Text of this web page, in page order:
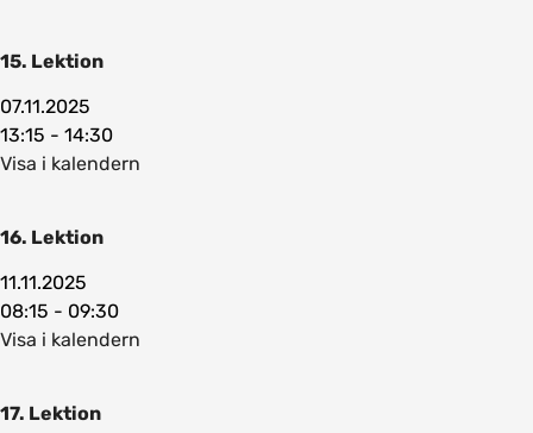
15. Lektion
07.11.2025
13:15 - 14:30
Visa i kalendern
16. Lektion
11.11.2025
08:15 - 09:30
Visa i kalendern
17. Lektion